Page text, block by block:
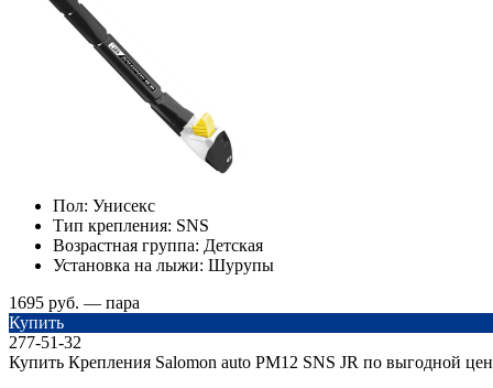
Пол: Унисекс
Тип крепления: SNS
Возрастная группа: Детская
Установка на лыжи: Шурупы
1695 руб. — пара
Купить
277-51-32
Купить Крепления Salomon auto РМ12 SNS JR по выгодной